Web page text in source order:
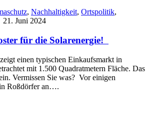
, Nachhaltigkeit, Ortspolitik,
21. Juni 2024
für die Solarenergie!
einen typischen Einkaufsmarkt in
mit 1.500 Quadratmetern Fläche. Das
Vermissen Sie was? Vor einigen
Roßdörfer an….